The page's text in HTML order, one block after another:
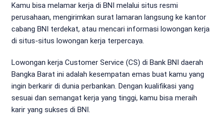
Kamu bisa melamar kerja di BNI melalui situs resmi
perusahaan, mengirimkan surat lamaran langsung ke kantor
cabang BNI terdekat, atau mencari informasi lowongan kerja
di situs-situs lowongan kerja terpercaya.
Lowongan kerja Customer Service (CS) di Bank BNI daerah
Bangka Barat ini adalah kesempatan emas buat kamu yang
ingin berkarir di dunia perbankan. Dengan kualifikasi yang
sesuai dan semangat kerja yang tinggi, kamu bisa meraih
karir yang sukses di BNI.